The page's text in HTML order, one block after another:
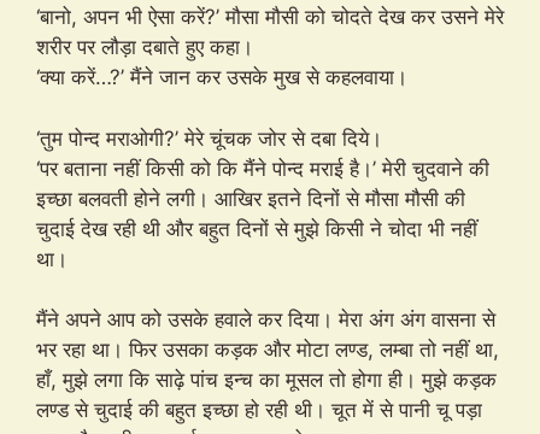
‘बानो, अपन भी ऐसा करें?’ मौसा मौसी को चोदते देख कर उसने मेरे
शरीर पर लौड़ा दबाते हुए कहा।
‘क्या करें…?’ मैंने जान कर उसके मुख से कहलवाया।
‘तुम पोन्द मराओगी?’ मेरे चूंचक जोर से दबा दिये।
‘पर बताना नहीं किसी को कि मैंने पोन्द मराई है।’ मेरी चुदवाने की
इच्छा बलवती होने लगी। आखिर इतने दिनों से मौसा मौसी की
चुदाई देख रही थी और बहुत दिनों से मुझे किसी ने चोदा भी नहीं
था।
मैंने अपने आप को उसके हवाले कर दिया। मेरा अंग अंग वासना से
भर रहा था। फिर उसका कड़क और मोटा लण्ड, लम्बा तो नहीं था,
हाँ, मुझे लगा कि साढ़े पांच इन्च का मूसल तो होगा ही। मुझे कड़क
लण्ड से चुदाई की बहुत इच्छा हो रही थी। चूत में से पानी चू पड़ा